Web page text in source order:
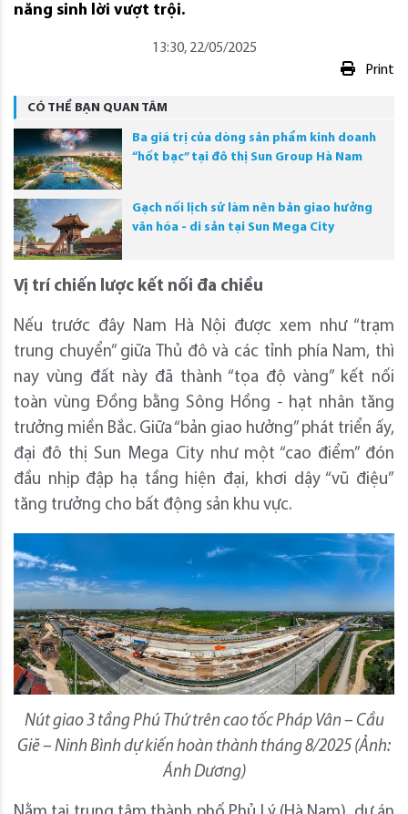
năng sinh lời vượt trội.
13:30, 22/05/2025
Print
CÓ THỂ BẠN QUAN TÂM
Ba giá trị của dòng sản phẩm kinh doanh
“hốt bạc” tại đô thị Sun Group Hà Nam
Gạch nối lịch sử làm nên bản giao hưởng
văn hóa - di sản tại Sun Mega City
Vị trí chiến lược kết nối đa chiều
Nếu trước đây Nam Hà Nội được xem như “trạm
trung chuyển” giữa Thủ đô và các tỉnh phía Nam, thì
nay vùng đất này đã thành “tọa độ vàng” kết nối
toàn vùng Đồng bằng Sông Hồng - hạt nhân tăng
trưởng miền Bắc. Giữa “bản giao hưởng” phát triển ấy,
đại đô thị Sun Mega City như một “cao điểm” đón
đầu nhịp đập hạ tầng hiện đại, khơi dậy “vũ điệu”
tăng trưởng cho bất động sản khu vực.
Nút giao 3 tầng Phú Thứ trên cao tốc Pháp Vân – Cầu
Giẽ – Ninh Bình dự kiến hoàn thành tháng 8/2025 (Ảnh:
Ánh Dương)